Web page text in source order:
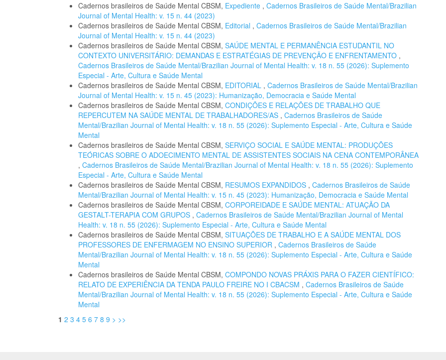
Cadernos brasileiros de Saúde Mental CBSM, Expediente , Cadernos Brasileiros de Saúde Mental/Brazilian
Journal of Mental Health: v. 15 n. 44 (2023)
Cadernos brasileiros de Saúde Mental CBSM, Editorial , Cadernos Brasileiros de Saúde Mental/Brazilian
Journal of Mental Health: v. 15 n. 44 (2023)
Cadernos brasileiros de Saúde Mental CBSM, SAÚDE MENTAL E PERMANÊNCIA ESTUDANTIL NO
CONTEXTO UNIVERSITÁRIO: DEMANDAS E ESTRATÉGIAS DE PREVENÇÃO E ENFRENTAMENTO ,
Cadernos Brasileiros de Saúde Mental/Brazilian Journal of Mental Health: v. 18 n. 55 (2026): Suplemento
Especial - Arte, Cultura e Saúde Mental
Cadernos brasileiros de Saúde Mental CBSM, EDITORIAL , Cadernos Brasileiros de Saúde Mental/Brazilian
Journal of Mental Health: v. 15 n. 45 (2023): Humanização, Democracia e Saúde Mental
Cadernos brasileiros de Saúde Mental CBSM, CONDIÇÕES E RELAÇÕES DE TRABALHO QUE
REPERCUTEM NA SAÚDE MENTAL DE TRABALHADORES/AS , Cadernos Brasileiros de Saúde
Mental/Brazilian Journal of Mental Health: v. 18 n. 55 (2026): Suplemento Especial - Arte, Cultura e Saúde
Mental
Cadernos brasileiros de Saúde Mental CBSM, SERVIÇO SOCIAL E SAÚDE MENTAL: PRODUÇÕES
TEÓRICAS SOBRE O ADOECIMENTO MENTAL DE ASSISTENTES SOCIAIS NA CENA CONTEMPORÂNEA
, Cadernos Brasileiros de Saúde Mental/Brazilian Journal of Mental Health: v. 18 n. 55 (2026): Suplemento
Especial - Arte, Cultura e Saúde Mental
Cadernos brasileiros de Saúde Mental CBSM, RESUMOS EXPANDIDOS , Cadernos Brasileiros de Saúde
Mental/Brazilian Journal of Mental Health: v. 15 n. 45 (2023): Humanização, Democracia e Saúde Mental
Cadernos brasileiros de Saúde Mental CBSM, CORPOREIDADE E SAÚDE MENTAL: ATUAÇÃO DA
GESTALT-TERAPIA COM GRUPOS , Cadernos Brasileiros de Saúde Mental/Brazilian Journal of Mental
Health: v. 18 n. 55 (2026): Suplemento Especial - Arte, Cultura e Saúde Mental
Cadernos brasileiros de Saúde Mental CBSM, SITUAÇÕES DE TRABALHO E A SAÚDE MENTAL DOS
PROFESSORES DE ENFERMAGEM NO ENSINO SUPERIOR , Cadernos Brasileiros de Saúde
Mental/Brazilian Journal of Mental Health: v. 18 n. 55 (2026): Suplemento Especial - Arte, Cultura e Saúde
Mental
Cadernos brasileiros de Saúde Mental CBSM, COMPONDO NOVAS PRÁXIS PARA O FAZER CIENTÍFICO:
RELATO DE EXPERIÊNCIA DA TENDA PAULO FREIRE NO I CBACSM , Cadernos Brasileiros de Saúde
Mental/Brazilian Journal of Mental Health: v. 18 n. 55 (2026): Suplemento Especial - Arte, Cultura e Saúde
Mental
1 2 3 4 5 6 7 8 9 > >>